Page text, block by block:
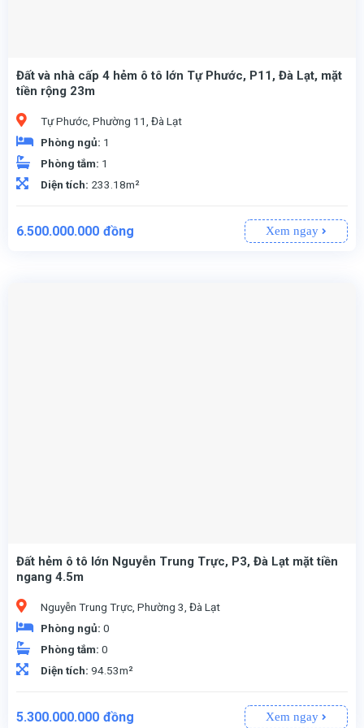
Đất và nhà cấp 4 hẻm ô tô lớn Tự Phước, P11, Đà Lạt, mặt
tiền rộng 23m
Tự Phước, Phường 11, Đà Lạt
Phòng ngủ: 1
Phòng tắm: 1
Diện tích: 233.18m²
6.500.000.000 đồng Xem ngay
Đất hẻm ô tô lớn Nguyễn Trung Trực, P3, Đà Lạt mặt tiền
ngang 4.5m
Nguyễn Trung Trực, Phường 3, Đà Lạt
Phòng ngủ: 0
Phòng tắm: 0
Diện tích: 94.53m²
5.300.000.000 đồng Xem ngay